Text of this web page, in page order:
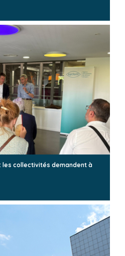
les collectivités demandent à